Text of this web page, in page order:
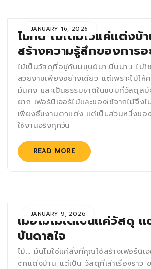
JANUARY 16, 2026
ไม้ที่ดี ไม่ได้มีไว้แค่แต่งบ้
สร้างความรู้สึกของการ
ไม้เป็นวัสดุที่อยู่กับมนุษย์มาเนิ่นนาน ไม่ใช่
สวยงามเพียงอย่างเดียว แต่เพราะไม้ใ
มั่นคง และเป็นธรรมชาติในแบบที่วัสดุส
ยาก เฟอร์นิเจอร์ไม้และของใช้จากไม้จึง
เพียงชิ้นงานตกแต่ง แต่เป็นส่วนหนึ่งข
ใช้งานจริงทุกวัน
READ MORE
JANUARY 9, 2026
เมื่อไม้ไม่ได้เป็นแค่วัสดุ
บันดาลใจ
ไม้… มันไม่ใช่แค่สิ่งที่คุณใช้สร้างเฟอร์นิเ
ตกแต่งบ้าน แต่เป็น วัสดุที่เล่าเรื่องราว